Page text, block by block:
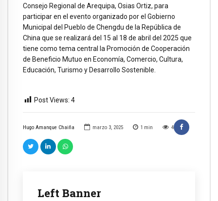
Hugo Amanque Chaiña marzo 3, 2025 1 min 4
Left Banner
Consejo Regional de Arequipa, Osias Ortiz, para
participar en el evento organizado por el Gobierno
Municipal del Pueblo de Chengdu de la República de
China que se realizará del 15 al 18 de abril del 2025 que
tiene como tema central la Promoción de Cooperación
de Beneficio Mutuo en Economía, Comercio, Cultura,
Educación, Turismo y Desarrollo Sostenible.
Post Views: 4